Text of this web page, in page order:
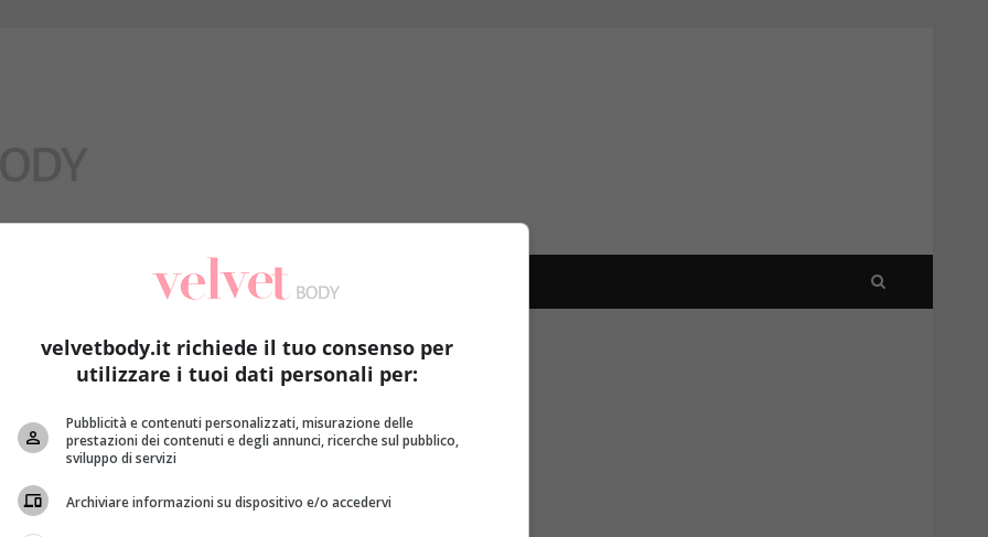
velvetbody.it richiede il tuo consenso per
utilizzare i tuoi dati personali per:
Pubblicità e contenuti personalizzati, misurazione delle
prestazioni dei contenuti e degli annunci, ricerche sul pubblico,
sviluppo di servizi
Archiviare informazioni su dispositivo e/o accedervi